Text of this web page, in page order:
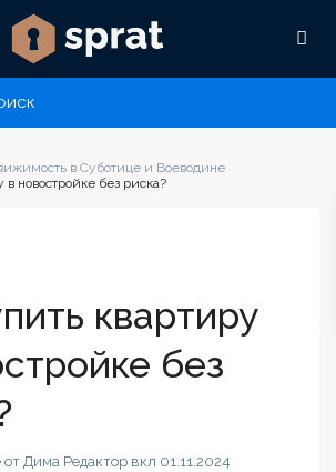
в Суботице и Воеводине
в новостройке без риска?
квартиру
без
Дима Редактор вкл 01.11.2024